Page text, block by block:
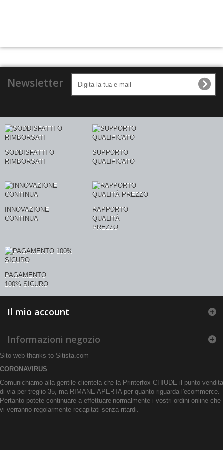
Newsletter
SODDISFATTI O
RIMBORSATI
SUPPORTO
QUALIFICATO
INNOVAZIONE
CONTINUA
RAPPORTO
QUALITÀ
PREZZO
PAGAMENTO
100% SICURO
Il mio account
Informazioni negozio
Sito web thanks to Sitista.com
CORONAVIRUS
Comunichiamo alla gentile clientela che la Printerfox CHIUDE il punto vendita
di via per treglio 35, ma RIMANE APERTA per quanto riguarda l'ecommerce.
Pertanto potete continuare a effettuare normalmente i vostri ordini online che
vi verranno regolarmente recapitati senza ritardi.